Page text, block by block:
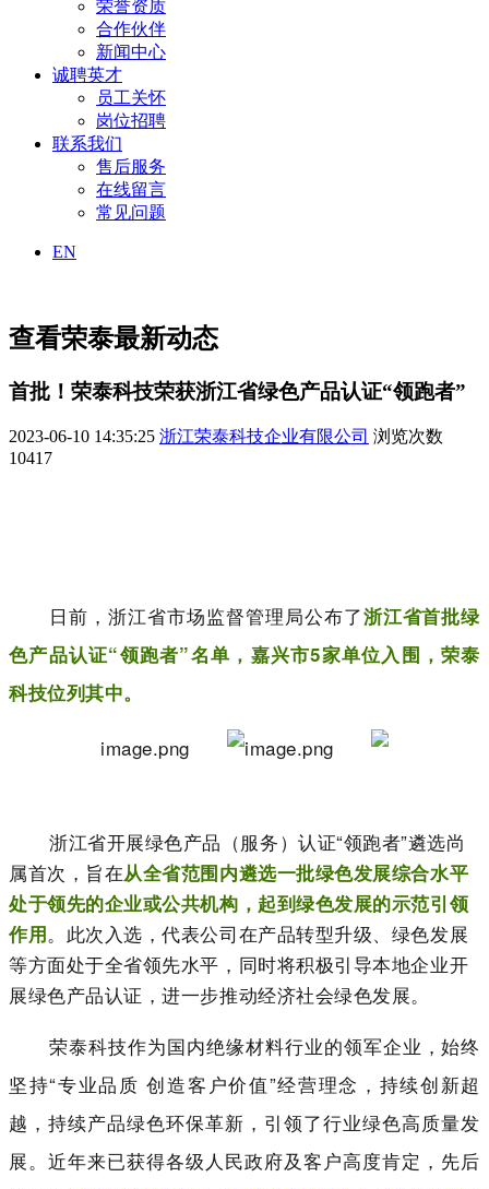
荣誉资质
合作伙伴
新闻中心
诚聘英才
员工关怀
岗位招聘
联系我们
售后服务
在线留言
常见问题
EN
查看荣泰最新动态
首批！荣泰科技荣获浙江省绿色产品认证“领跑者”
2023-06-10 14:35:25 浙江荣泰科技企业有限公司 浏览次数
10417
日前，浙江省市场监督管理局公布了浙江省首批绿
色产品认证“领跑者”名单 ，嘉兴市5家单位入围，荣泰
科技位列其中。
浙江省开展绿色产品（服务）认证“领跑者”遴选尚
属首次，旨在从全省范围内遴选一批绿色发展综合水平
处于领先的企业或公共机构，起到绿色发展的示范引领
作用。此次入选，代表公司在产品转型升级、绿色发展
等方面处于全省领先水平，同时将积极引导本地企业开
展绿色产品认证，进一步推动经济社会绿色发展。
荣泰科技作为国内绝缘材料行业的领军企业，始终
坚持“专业品质 创造客户价值”经营理念，持续创新超
越，持续产品绿色环保革新，引领了行业绿色高质量发
展。近年来已获得各级人民政府及客户高度肯定，先后